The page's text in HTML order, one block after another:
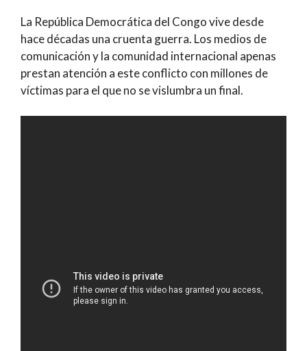
La República Democrática del Congo vive desde
hace décadas una cruenta guerra. Los medios de
comunicación y la comunidad internacional apenas
prestan atención a este conflicto con millones de
víctimas para el que no se vislumbra un final.